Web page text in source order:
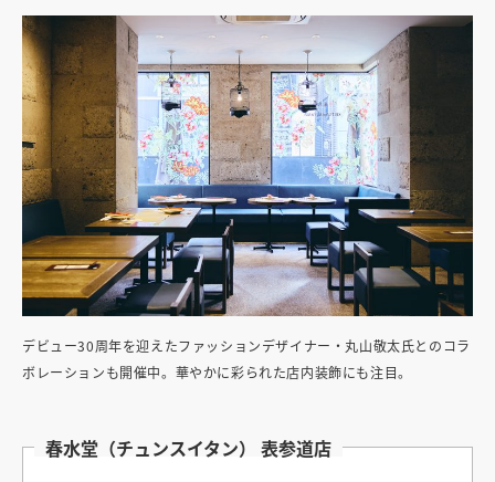
デビュー30周年を迎えたファッションデザイナー・丸山敬太氏とのコラ
ボレーションも開催中。華やかに彩られた店内装飾にも注目。
春水堂（チュンスイタン） 表参道店